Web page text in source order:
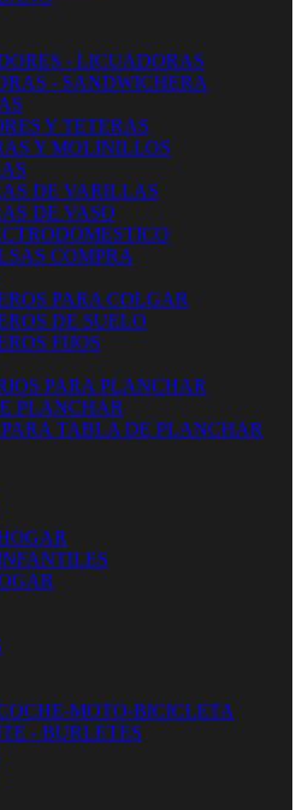
- LICUADORAS
- SANDWICHERA
Y TETERAS
Y MOLINILLOS
DE VARILLAS
DE VASO
COMPRA
PARA COLGAR
DE SUELO
FIJOS
PARA PLANCHAR
PLANCHAR
TABLA DE PLANCHAR
MOTO-BICICLETA
- BURLETES